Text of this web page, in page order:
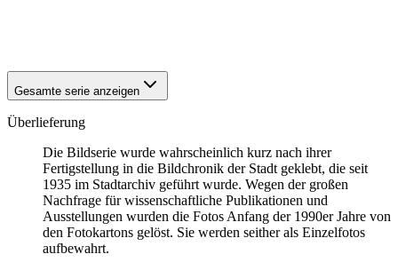
Gesamte serie anzeigen
Überlieferung
Die Bildserie wurde wahrscheinlich kurz nach ihrer
Fertigstellung in die Bildchronik der Stadt geklebt, die seit
1935 im Stadtarchiv geführt wurde. Wegen der großen
Nachfrage für wissenschaftliche Publikationen und
Ausstellungen wurden die Fotos Anfang der 1990er Jahre von
den Fotokartons gelöst. Sie werden seither als Einzelfotos
aufbewahrt.